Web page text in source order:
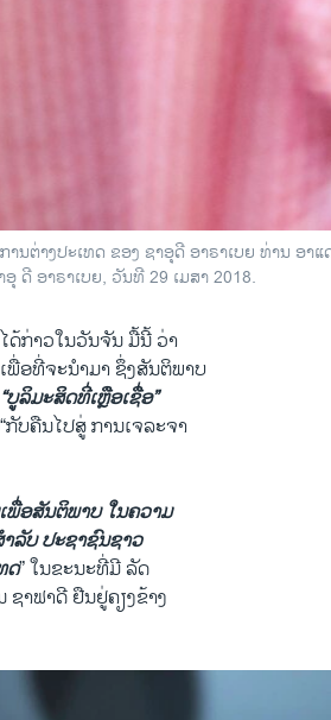
ຕ່າງປະເທດ ຂອງ ຊາອຸດີ ອາຣາເບຍ ທ່ານ ອາ
ດີ ອາຣາເບຍ, ວັນທີ 29 ເມສາ 2018.
ດ້ກ່າວໃນວັນຈັນ ມື້ນີ້ ວ່າ
ອທີ່ຈະນຳມາ ຊຶ່ງສັນຕິພາບ
“ບູລິມະສິດທີ່ເຫຼືອເຊື່ອ”
ບຄືນໄປສູ່ ການເຈລະຈາ
ພື່ອສັນຕິພາບ ໃນຄວາມ
ລັບ ປະຊາຊົນຊາວ
ດ” ໃນຂະນະທີ່ມີ ລັດ
າຟາດີ ຢືນຢູ່ຄຽງຂ້າງ